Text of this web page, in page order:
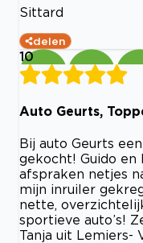
Sittard
delen
10
Auto Geurts,
Bij auto Geurts
gekocht! Guido en
afspraken netjes
mijn inruiler
nette,
sportieve auto’s!
Tanja uit Lemiers-